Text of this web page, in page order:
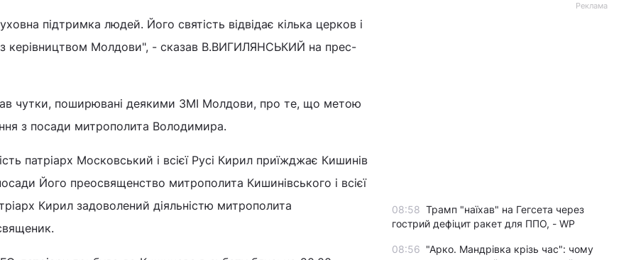
підтримка людей. Його святість відвідає кілька церков і
з керівництвом Молдови", - сказав В.ВИГИЛЯНСЬКИЙ на прес-
чутки, поширювані деякими ЗМІ Молдови, про те, що метою
з посади митрополита Володимира.
патріарх Московський і всієї Русі Кирил приїжджає Кишинів
Його преосвященство митрополита Кишинівського і всієї
Кирил задоволений діяльністю митрополита
Реклама
08:58 Трамп "наїхав" на Гегсета через
гострий дефіцит ракет для ППО, - WP
08:56 "Арко. Мандрівка крізь час": чому